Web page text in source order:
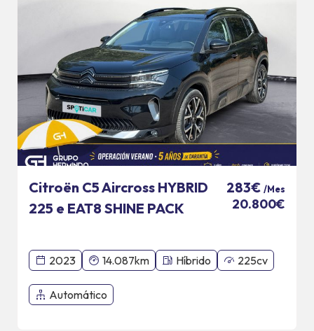
Citroën C5 Aircross HYBRID
225 e EAT8 SHINE PACK
283€ /Mes
20.800€
2023 14.087km Híbrido 225cv
Automático